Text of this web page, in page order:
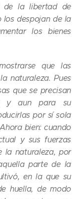
de la libertad de
los despojan de la
los bienes
que las
naturaleza. Pues
que se precisan
y aun para su
por sí sola
bien: cuando
y sus fuerzas
la naturaleza, por
parte de la
en la que su
huella, de modo